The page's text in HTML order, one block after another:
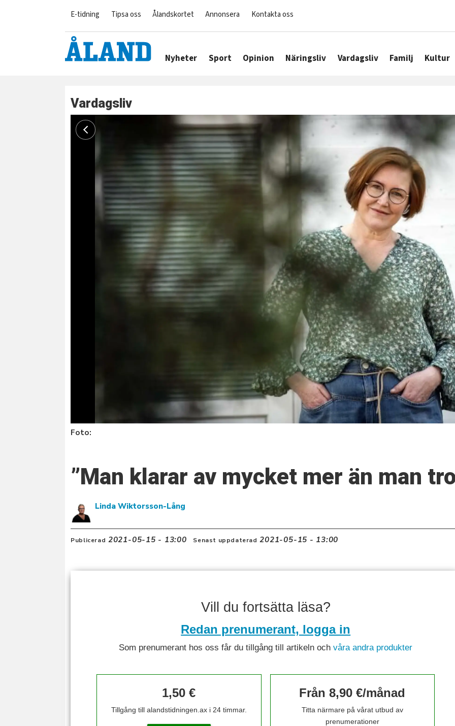
E-tidning Tipsa oss Ålandskortet Annonsera Kontakta oss
Nyheter Sport Opinion Näringsliv Vardagsliv Familj Kultur
Vardagsliv
Foto:
”Man klarar av mycket mer än man
Linda Wiktorsson-Lång
Publicerad 2021-05-15 - 13:00 Senast uppdaterad 2021-05-15 - 13:00
Vill du fortsätta läsa?
Redan prenumerant, logga in
Som prenumerant hos oss får du tillgång till artikeln ochvåra andra produkter
1,50 €
Tillgång till alandstidningen.ax i 24 timmar.
Från 8,90 €/månad
Titta närmare på vårat utbud av
prenumerationer